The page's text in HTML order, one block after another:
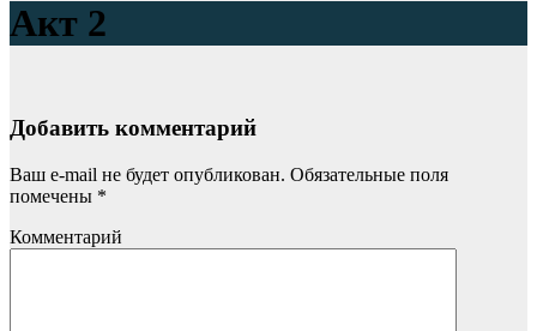
Акт 2
Добавить комментарий
Ваш e-mail не будет опубликован. Обязательные поля
помечены *
Комментарий